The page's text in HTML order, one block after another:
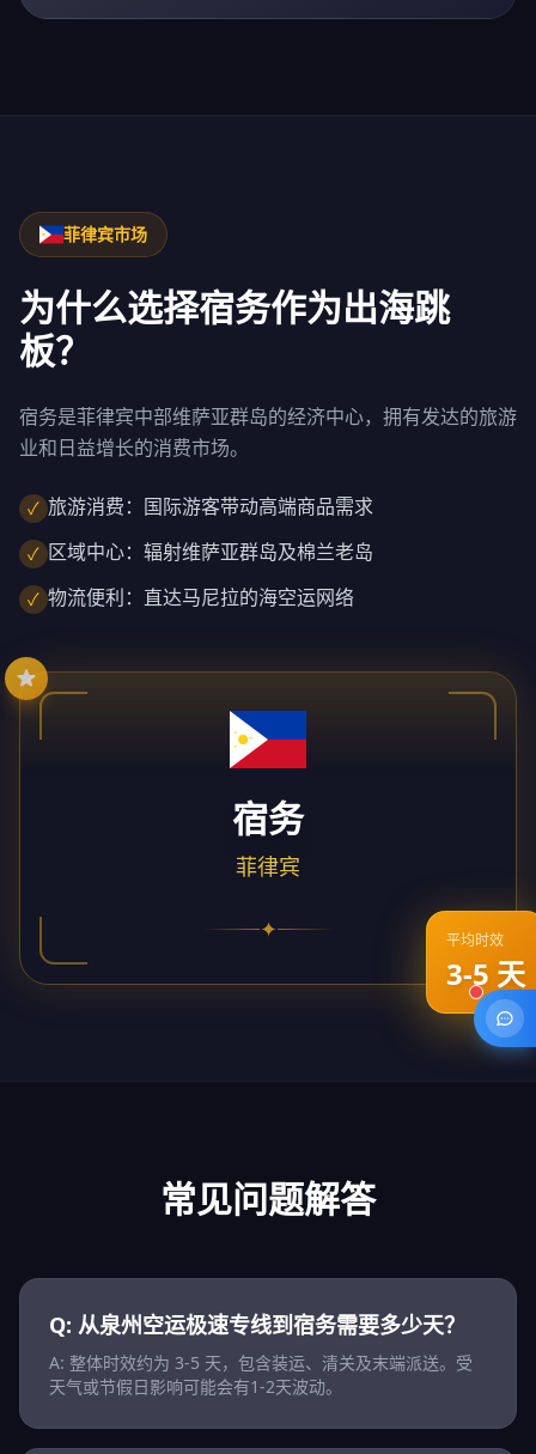
菲律宾市场
为什么选择宿务作为出海跳
板？
宿务是菲律宾中部维萨亚群岛的经济中心，拥有发达的旅游
业和日益增长的消费市场。
✓ 旅游消费：国际游客带动高端商品需求
✓ 区域中心：辐射维萨亚群岛及棉兰老岛
✓ 物流便利：直达马尼拉的海空运网络
宿务
菲律宾
✦ 平均时效
3-5 天
常见问题解答
Q: 从泉州空运极速专线到宿务需要多少天？
A: 整体时效约为 3-5 天，包含装运、清关及末端派送。受
天气或节假日影响可能会有1-2天波动。